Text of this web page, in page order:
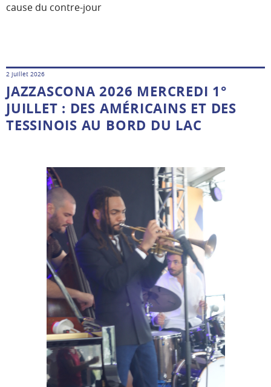
cause du contre-jour
2 juillet 2026
JAZZASCONA 2026 MERCREDI 1°
JUILLET : DES AMÉRICAINS ET DES
TESSINOIS AU BORD DU LAC